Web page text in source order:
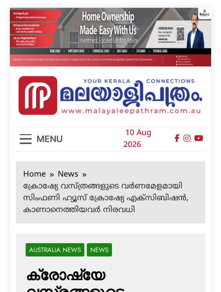
Skip
to
content
മലയാളിപത്രം
MENU
10 Aug
2026
Home
News
ക്രോഷ്യേ വസ്ത്രങ്ങളുടെ വര്‍ണമേളമായി
സിംഫണി ഹ്യൂസ് ക്രോഷ്യേ എക്‌സിബിഷന്‍,
കാണാനെത്തിയവര്‍ നിരവധി
AUSTRALIA NEWS NEWS
ക്രോഷ്യേ